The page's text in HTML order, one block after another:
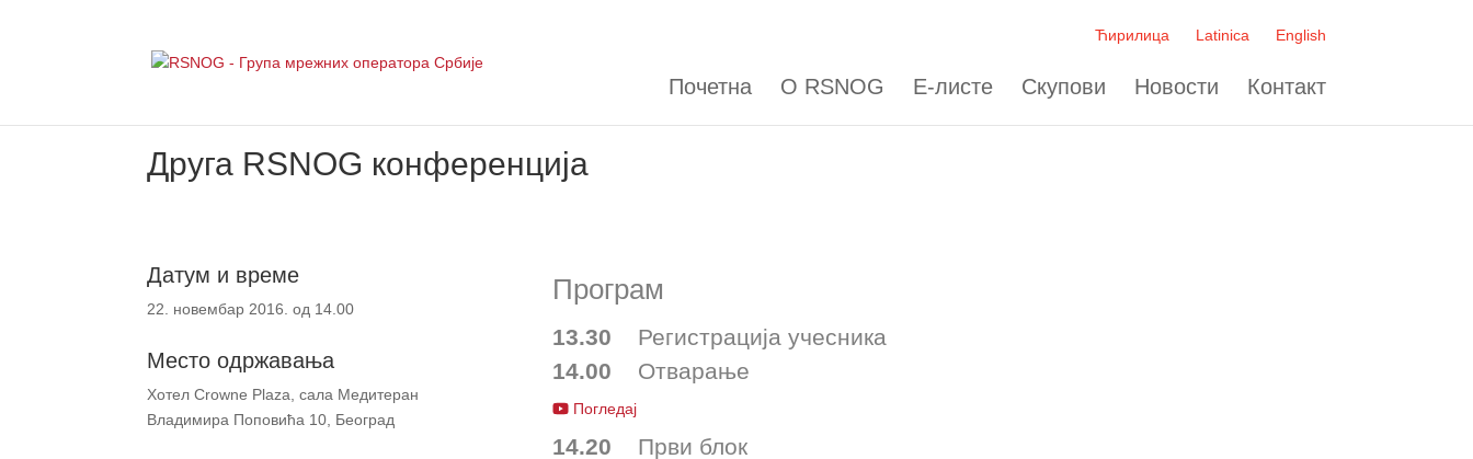
Ћирилица Latinica English
Почетна О RSNOG Е-листе Скупови Новости Контакт
Друга RSNOG конференција
Датум и време
22. новембар 2016. од 14.00
Место одржавања
Хотел Crowne Plaza, сала Медитеран
Владимира Поповића 10, Београд
Програм
13.30 Регистрација учесника
14.00 Отварање
Погледај
14.20 Први блок